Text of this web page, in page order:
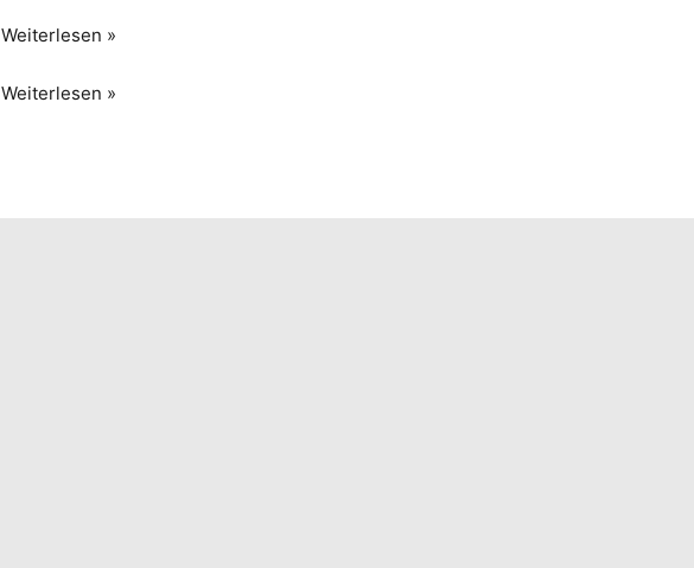
Gebackener
Weiterlesen »
Gebackener
Weiterlesen »